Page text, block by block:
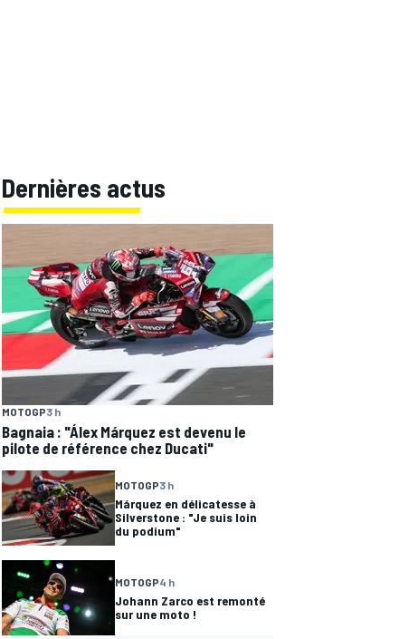
Dernières actus
MOTOGP3 h
Bagnaia : "Álex Márquez est devenu le
pilote de référence chez Ducati"
MOTOGP3 h
Márquez en délicatesse à
Silverstone : "Je suis loin
du podium"
MOTOGP4 h
Johann Zarco est remonté
sur une moto !